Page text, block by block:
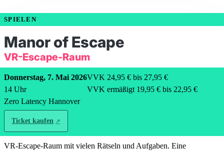
SPIELEN
Manor of Escape
VR-Escape-Raum
Donnerstag, 7. Mai 2026
14 Uhr
Zero Latency Hannover
VVK 24,95 € bis 27,95 €
VVK ermäßigt 19,95 € bis 22,95 €
Ticket kaufen
VR-Escape-Raum mit vielen Rätseln und Aufgaben. Eine